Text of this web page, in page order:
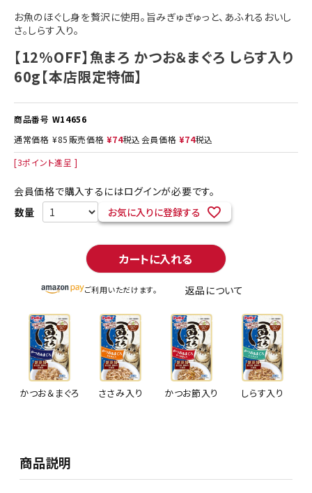
お魚のほぐし身を贅沢に使用。旨みぎゅぎゅっと、あふれるおいし
さ。しらす入り。
【12%OFF】魚まろ かつお＆まぐろ しらす入り
60g【本店限定特価】
商品番号 W14656
通常価格 ¥85 販売価格 ¥74税込会員価格 ¥74税込
[3ポイント進呈 ]
会員価格で購入するにはログインが必要です。
お気に入りに登録する
カートに入れる
ご利用いただけます。 返品について
かつお＆まぐろ ささみ入り かつお節入り しらす入り
商品説明